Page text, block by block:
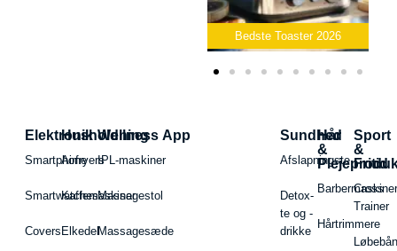
Bedste Toaster 2026
Elektronik
Smartphone
Smartwatches
Covers
Husholdning
Airfryers
Kaffemaskiner
Elkedel
Wellness App
IPL-maskiner
Massagestol
Massagesæde
Sundhed
Afslapningste
Detox-
te og -
drikke
Hår
&
Hårtrimmere
Sport
&
Fritid
Cross
Trainer